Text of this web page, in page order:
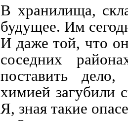
В хранилища,
будущее. Им
И даже той, что
соседних
поставить
химией загубили
Я, зная такие